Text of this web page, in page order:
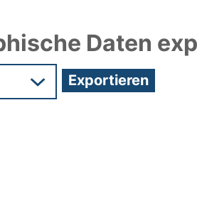
Daten